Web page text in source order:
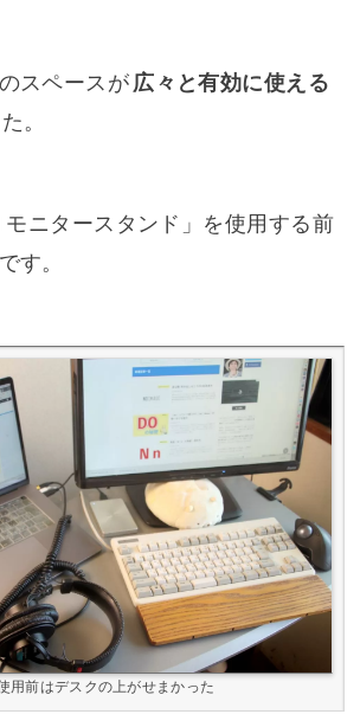
スペースが 広々と有効に使える
。
ニタースタンド」を使用する前
す。
用前はデスクの上がせまかった